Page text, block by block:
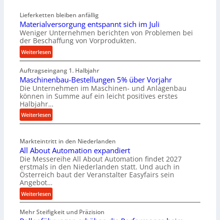
Lieferketten bleiben anfällig
Materialversorgung entspannt sich im Juli
Weniger Unternehmen berichten von Problemen bei
der Beschaffung von Vorprodukten.
Weiterlesen:
M
a
t
e
r
i
a
l
e
r
s
o
u
n
Auftragseingang 1. Halbjahr
Maschinenbau-Bestellungen 5% über Vorjahr
Die Unternehmen im Maschinen- und Anlagenbau
können in Summe auf ein leicht positives erstes
Halbjahr…
Weiterlesen:
M
s
c
h
i
n
e
n
a
Markteintritt in den Niederlanden
All About Automation expandiert
Die Messereihe All About Automation findet 2027
erstmals in den Niederlanden statt. Und auch in
Österreich baut der Veranstalter Easyfairs sein
Angebot…
Weiterlesen:
A
l
Mehr Steifigkeit und Präzision